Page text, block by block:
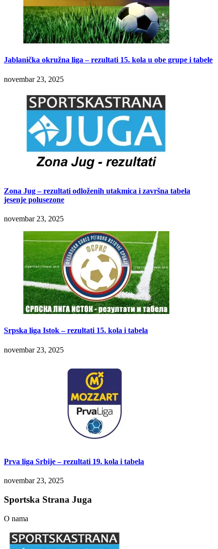
Jablanička okružna liga – rezultati 15. kola u obe grupe i tabele
novembar 23, 2025
Zona Jug – rezultati odloženih utakmica i završna tabela
jesenje polusezone
novembar 23, 2025
Srpska liga Istok – rezultati 15. kola i tabela
novembar 23, 2025
Prva liga Srbije – rezultati 19. kola i tabela
novembar 23, 2025
Sportska Strana Juga
O nama